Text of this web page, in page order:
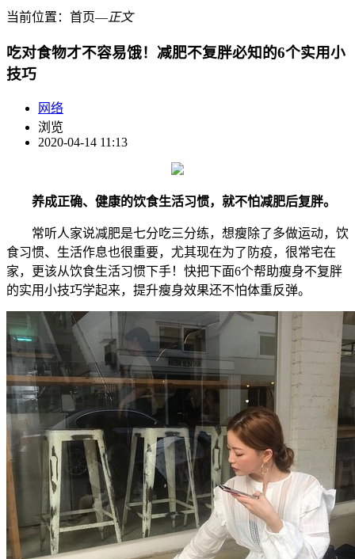
当前位置： 首页―正文
吃对食物才不容易饿！减肥不复胖必知的6个实用小
技巧
网络
浏览
2020-04-14 11:13
养成正确、健康的饮食生活习惯，就不怕减肥后复胖。
常听人家说减肥是七分吃三分练，想瘦除了多做运动，饮
食习惯、生活作息也很重要，尤其现在为了防疫，很常宅在
家，更该从饮食生活习惯下手！快把下面6个帮助瘦身不复胖
的实用小技巧学起来，提升瘦身效果还不怕体重反弹。